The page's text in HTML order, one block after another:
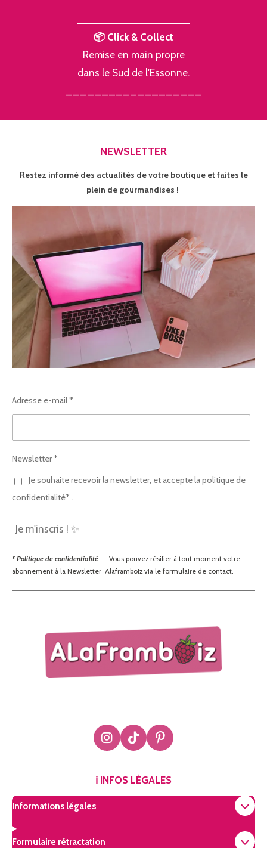
📦 Click & Collect
Remise en main propre
dans le Sud de l'Essonne.
NEWSLETTER
Restez informé des actualités de votre boutique et faites le
plein de gourmandises !
Adresse e-mail *
Newsletter *
Je souhaite recevoir la newsletter, et accepte la politique de
confidentialité* .
Je m'inscris ! ✨
* Politique de confidentialité
- Vous pouvez résilier à tout moment votre
abonnement à la Newsletter Alaframboiz via le formulaire de contact.
I
n
t
T
i
T
P
i
t
ℹ️ INFOS LÉGALES
Informations légales
Formulaire rétractation